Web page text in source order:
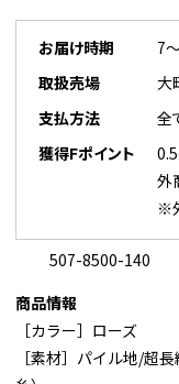
お届け時期
7
取扱売場
大
支払方法
全
獲得Fポイント
外
※
507-8500-140
商品情報
［カラー］ローズ
［素材］パイル地/超